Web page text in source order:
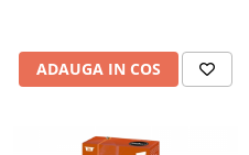
ADAUGA IN COS